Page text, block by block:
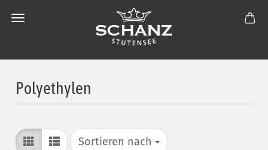
Polyethylen
Sortieren nach
Sortieren nach